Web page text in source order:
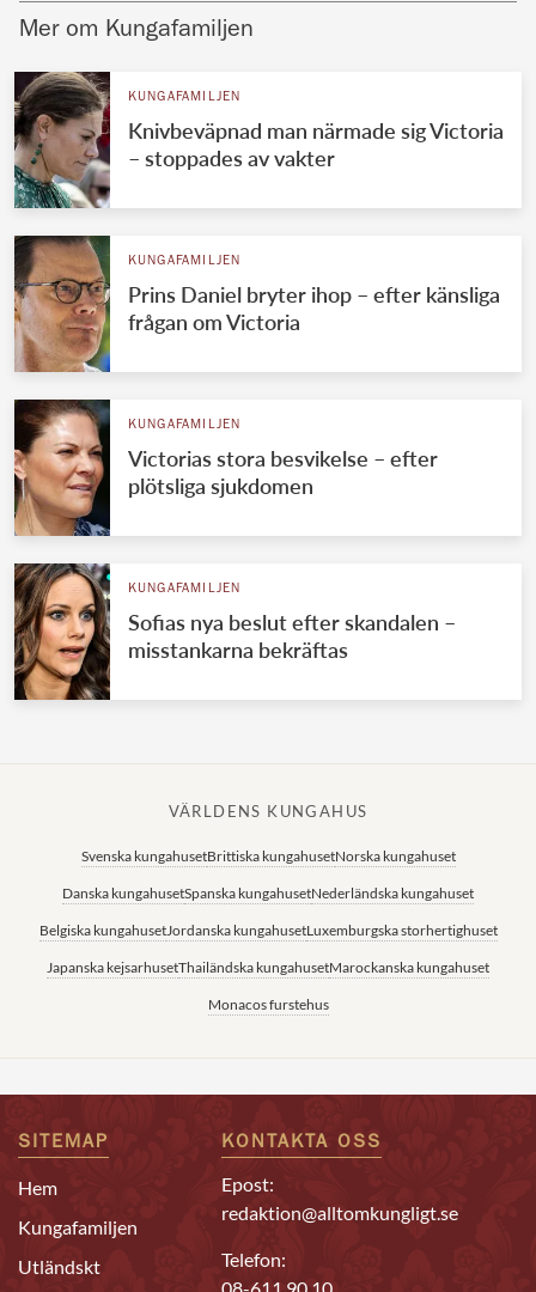
Mer om Kungafamiljen
KUNGAFAMILJEN
Knivbeväpnad man närmade sig Victoria
– stoppades av vakter
KUNGAFAMILJEN
Prins Daniel bryter ihop – efter känsliga
frågan om Victoria
KUNGAFAMILJEN
Victorias stora besvikelse – efter
plötsliga sjukdomen
KUNGAFAMILJEN
Sofias nya beslut efter skandalen –
misstankarna bekräftas
VÄRLDENS KUNGAHUS
Svenska kungahusetBrittiska kungahusetNorska kungahuset
Danska kungahusetSpanska kungahusetNederländska kungahuset
Belgiska kungahusetJordanska kungahusetLuxemburgska storhertighuset
Japanska kejsarhusetThailändska kungahusetMarockanska kungahuset
Monacos furstehus
SITEMAP
Hem
Kungafamiljen
Utländskt
KONTAKTA OSS
Epost:
redaktion@alltomkungligt.se
Telefon: